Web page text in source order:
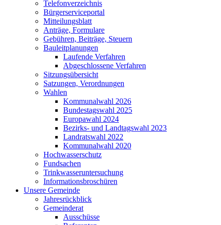
Telefonverzeichnis
Bürgerserviceportal
Mitteilungsblatt
Anträge, Formulare
Gebühren, Beiträge, Steuern
Bauleitplanungen
Laufende Verfahren
Abgeschlossene Verfahren
Sitzungsübersicht
Satzungen, Verordnungen
Wahlen
Kommunalwahl 2026
Bundestagswahl 2025
Europawahl 2024
Bezirks- und Landtagswahl 2023
Landratswahl 2022
Kommunalwahl 2020
Hochwasserschutz
Fundsachen
Trinkwasseruntersuchung
Informationsbroschüren
Unsere Gemeinde
Jahresrückblick
Gemeinderat
Ausschüsse